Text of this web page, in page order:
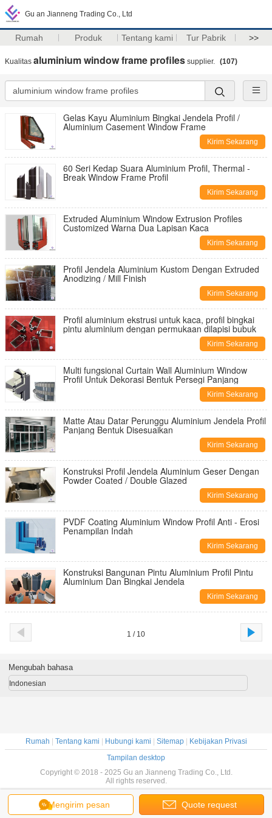
Gu an Jianneng Trading Co., Ltd
Rumah Produk Tentang kami Tur Pabrik >>
Kualitas aluminium window frame profiles supplier. (107)
Gelas Kayu Aluminium Bingkai Jendela Profil /
Aluminium Casement Window Frame
Kirim Sekarang
60 Seri Kedap Suara Aluminium Profil, Thermal -
Break Window Frame Profil
Kirim Sekarang
Extruded Aluminium Window Extrusion Profiles
Customized Warna Dua Lapisan Kaca
Kirim Sekarang
Profil Jendela Aluminium Kustom Dengan Extruded
Anodizing / Mill Finish
Kirim Sekarang
Profil aluminium ekstrusi untuk kaca, profil bingkai
pintu aluminium dengan permukaan dilapisi bubuk
Kirim Sekarang
Multi fungsional Curtain Wall Aluminium Window
Profil Untuk Dekorasi Bentuk Persegi Panjang
Kirim Sekarang
Matte Atau Datar Perunggu Aluminium Jendela Profil
Panjang Bentuk Disesuaikan
Kirim Sekarang
Konstruksi Profil Jendela Aluminium Geser Dengan
Powder Coated / Double Glazed
Kirim Sekarang
PVDF Coating Aluminium Window Profil Anti - Erosi
Penampilan Indah
Kirim Sekarang
Konstruksi Bangunan Pintu Aluminium Profil Pintu
Aluminium Dan Bingkai Jendela
Kirim Sekarang
1 / 10
Mengirim pesan Quote request
Mengubah bahasa
Indonesian
Rumah Tentang kami Hubungi kami Sitemap|
Kebijakan Privasi
Tampilan desktop
Copyright © 2018 - 2025 Gu an Jianneng Trading Co., Ltd.
All rights reserved.